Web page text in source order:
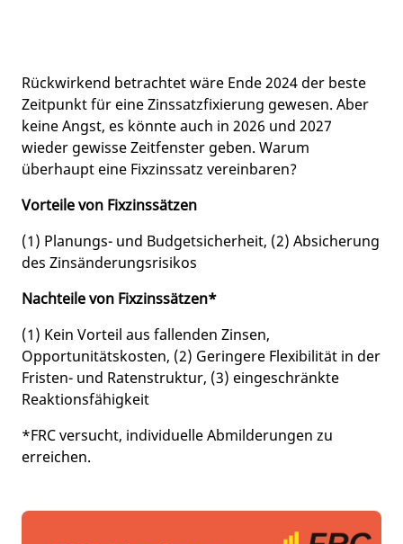
Rückwirkend betrachtet wäre Ende 2024 der beste
Zeitpunkt für eine Zinssatzfixierung gewesen. Aber
keine Angst, es könnte auch in 2026 und 2027
wieder gewisse Zeitfenster geben. Warum
überhaupt eine Fixzinssatz vereinbaren?
Vorteile von Fixzinssätzen
(1) Planungs- und Budgetsicherheit, (2) Absicherung
des Zinsänderungsrisikos
Nachteile von Fixzinssätzen*
(1) Kein Vorteil aus fallenden Zinsen,
Opportunitätskosten, (2) Geringere Flexibilität in der
Fristen- und Ratenstruktur, (3) eingeschränkte
Reaktionsfähigkeit
*FRC versucht, individuelle Abmilderungen zu
erreichen.